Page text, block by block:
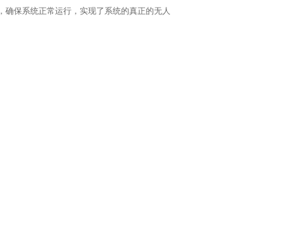
，确保系统正常运行，实现了系统的真正的无人